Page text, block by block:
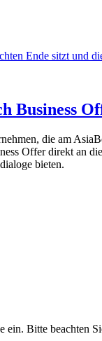
Business
die am
Offer direkt an
bieten.
Bitte beachten